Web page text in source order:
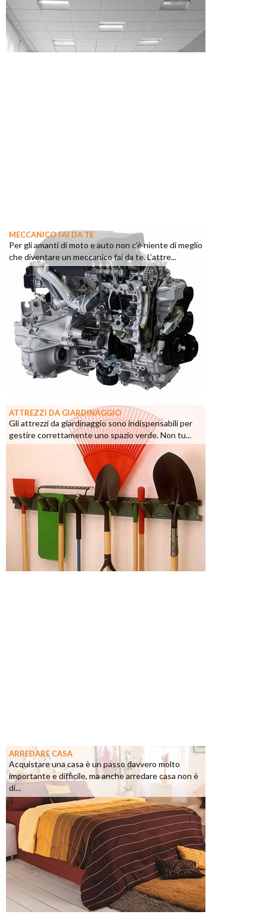
MECCANICO FAI DA TE
Per gli amanti di moto e auto non c’è niente di meglio
che diventare un meccanico fai da te. L’attre...
ATTREZZI DA GIARDINAGGIO
Gli attrezzi da giardinaggio sono indispensabili per
gestire correttamente uno spazio verde. Non tu...
ARREDARE CASA
Acquistare una casa è un passo davvero molto
importante e difficile, ma anche arredare casa non è
di...